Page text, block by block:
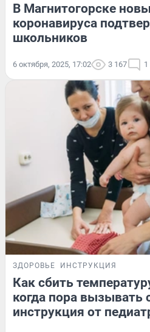
В Магнитогорске
коронавируса
школьников
6 октября, 2025, 17:02 3 167 1
ЗДОРОВЬЕ ИНСТРУКЦИЯ
Как сбить
когда пора вызывать
инструкция от